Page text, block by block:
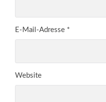
E-Mail-Adresse *
Website